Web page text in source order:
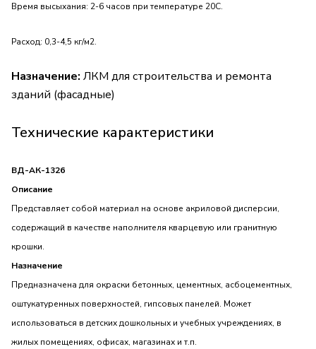
Время высыхания: 2-6 часов при температуре 20С.
Расход: 0,3-4,5 кг/м2.
Назначение: ЛКМ для строительства и ремонта
зданий (фасадные)
Технические карактеристики
ВД-АК-1326
Описание
Представляет собой материал на основе акриловой дисперсии,
содержащий в качестве наполнителя кварцевую или гранитную
крошки.
Назначение
Предназначена для окраски бетонных, цементных, асбоцементных,
оштукатуренных поверхностей, гипсовых панелей. Может
использоваться в детских дошкольных и учебных учреждениях, в
жилых помещениях, офисах, магазинах и т.п.